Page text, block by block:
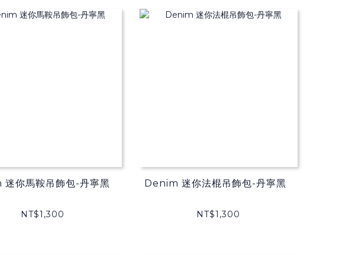
你馬鞍吊飾包-丹寧黑
NT$1,300
Denim 迷你法棍吊飾包-丹寧黑
NT$1,300